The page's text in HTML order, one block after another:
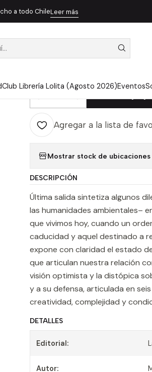
Club Librería Lolita (Agosto 2026)Eventos
a todo ChileLeer más
Humanidades Y La Crisis Climatica -
ULTIMA
Cantidad
Agregar a la lista de
Mostrar stock de ubicaciones
DESCRIPCIÓN
Última salida sintetiza algunos
las humanidades ambientales–
que vivimos hoy, cuando un
caducidad y aquel destinado a
expone con claridad el estado
que articulan nuestra relación
visión optimista y la distópica
y a su defensa, articulada en
creatividad, complejidad y
DETALLES
Editorial:
Autor: